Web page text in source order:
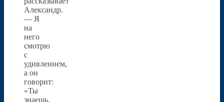
Александр.
— Я
на
него
смотрю
с
удивлением,
а он
говорит:
«Ты
знаешь,